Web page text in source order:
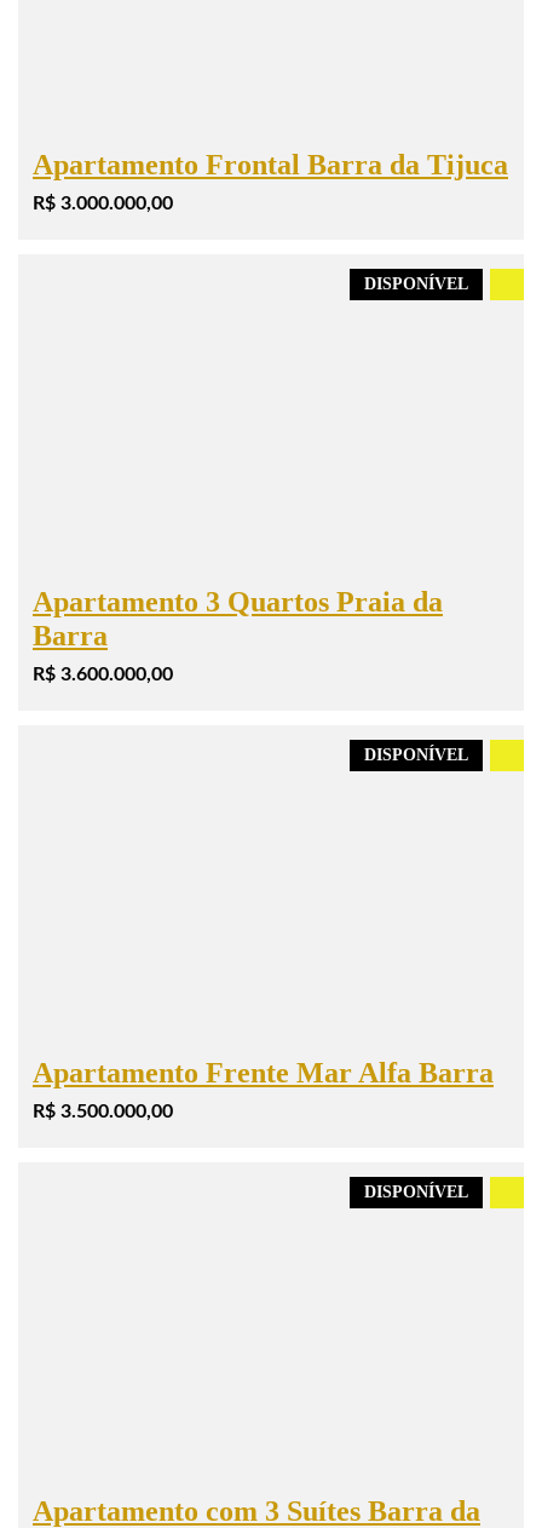
Apartamento Frontal Barra da Tijuca
R$ 3.000.000,00
DISPONÍVEL
Apartamento 3 Quartos Praia da
Barra
R$ 3.600.000,00
DISPONÍVEL
Apartamento Frente Mar Alfa Barra
R$ 3.500.000,00
DISPONÍVEL
Apartamento com 3 Suítes Barra da